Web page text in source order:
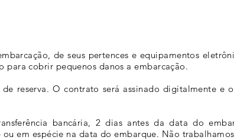
de seus pertences e equipamentos
cobrir pequenos danos a embarcação.
reserva. O contrato será assinado digitalmente e
bancária, 2 dias antes da data do
em espécie na data do embarque. Não